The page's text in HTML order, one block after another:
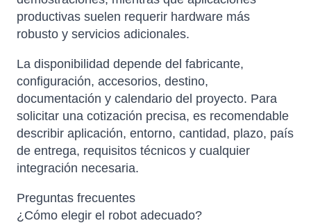
productivas suelen requerir hardware más
robusto y servicios adicionales.
La disponibilidad depende del fabricante,
configuración, accesorios, destino,
documentación y calendario del proyecto. Para
solicitar una cotización precisa, es recomendable
describir aplicación, entorno, cantidad, plazo, país
de entrega, requisitos técnicos y cualquier
integración necesaria.
Preguntas frecuentes
¿Cómo elegir el robot adecuado?